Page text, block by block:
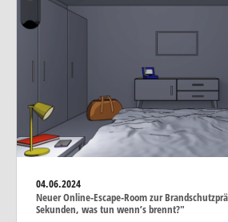
04.06.2024
Neuer Online-Escape-Room zur
Sekunden, was tun wenn’s brennt?"